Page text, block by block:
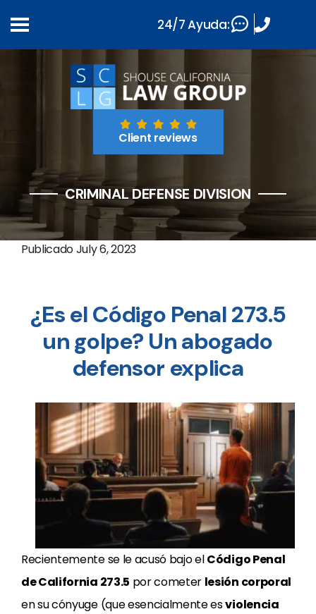
Client reviews
CRIMINAL DEFENSE DIVISION
PublicadoJuly 6, 2023
¿Es el Código Penal 273.5
un golpe? Un abogado
defensor explica
Recientemente se le acusó bajo elCódigo Penal
de California 273.5 por cometer lesión corporal
en su cónyuge (que esencialmente esviolencia
24/7 Ayuda: